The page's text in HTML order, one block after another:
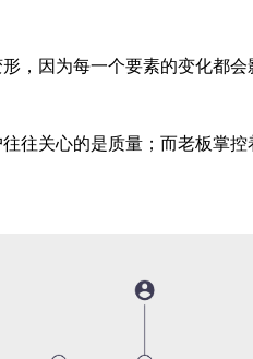
因为每一个要素的变化都会
往关心的是质量；而老板掌